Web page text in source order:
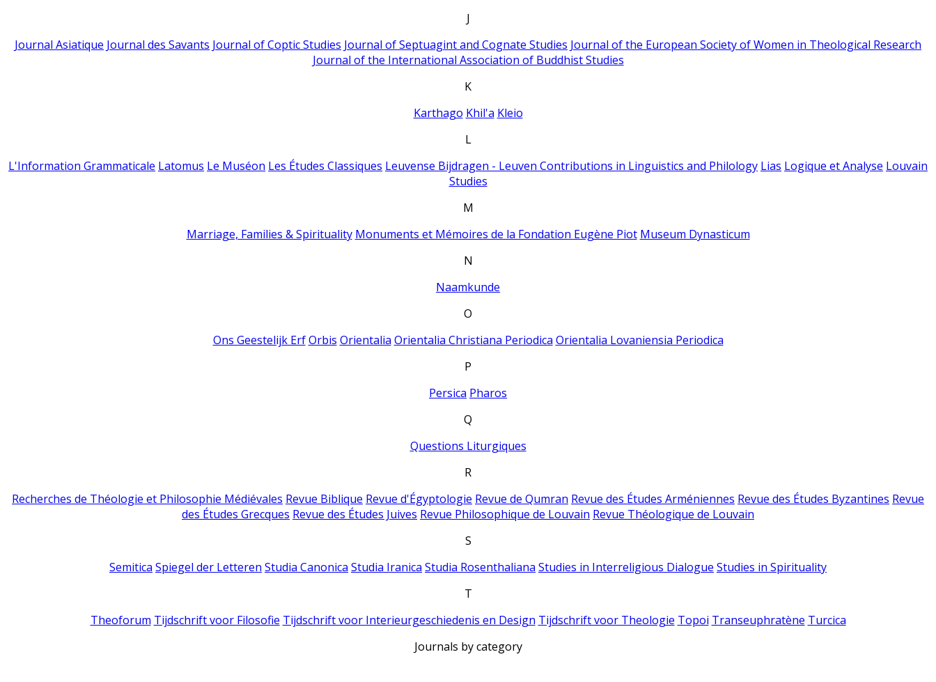
J
Journal Asiatique Journal des Savants Journal of Coptic Studies Journal of Septuagint and Cognate Studies Journal of the European Society of Women in Theological Research
Journal of the International Association of Buddhist Studies
K
Karthago Khil'a Kleio
L
L'Information Grammaticale Latomus Le Muséon Les Études Classiques Leuvense Bijdragen - Leuven Contributions in Linguistics and Philology Lias Logique et Analyse Louvain
Studies
M
Marriage, Families & Spirituality Monuments et Mémoires de la Fondation Eugène Piot Museum Dynasticum
N
Naamkunde
O
Ons Geestelijk Erf Orbis Orientalia Orientalia Christiana Periodica Orientalia Lovaniensia Periodica
P
Persica Pharos
Q
Questions Liturgiques
R
Recherches de Théologie et Philosophie Médiévales Revue Biblique Revue d'Égyptologie Revue de Qumran Revue des Études Arméniennes Revue des Études Byzantines Revue
des Études Grecques Revue des Études Juives Revue Philosophique de Louvain Revue Théologique de Louvain
S
Semitica Spiegel der Letteren Studia Canonica Studia Iranica Studia Rosenthaliana Studies in Interreligious Dialogue Studies in Spirituality
T
Theoforum Tijdschrift voor Filosofie Tijdschrift voor Interieurgeschiedenis en Design Tijdschrift voor Theologie Topoi Transeuphratène Turcica
Journals by category